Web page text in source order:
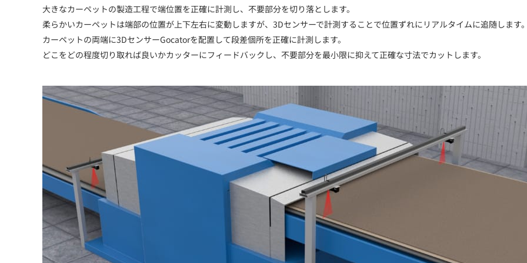
大きなカーペットの製造工程で端位置を正確に計測し、不要部分を切り落とします。
柔らかいカーペットは端部の位置が上下左右に変動しますが、3Dセンサーで計測することで位置ずれにリアルタイムに追随します
カーペットの両端に3DセンサーGocatorを配置して段差個所を正確に計測します。
どこをどの程度切り取れば良いかカッターにフィードバックし、不要部分を最小限に抑えて正確な寸法でカットします。